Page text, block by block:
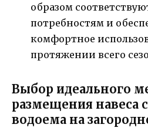
образом
потребностям и
комфортное
протяжении всего
Выбор идеального
размещения навеса
водоема на